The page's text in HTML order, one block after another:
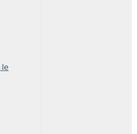
le